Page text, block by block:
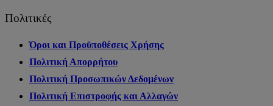
Πολιτικές
Όροι και Προϋποθέσεις Χρήσης
Πολιτική Απορρήτου
Πολιτική Προσωπικών Δεδομένων
Πολιτική Επιστροφής και Αλλαγών